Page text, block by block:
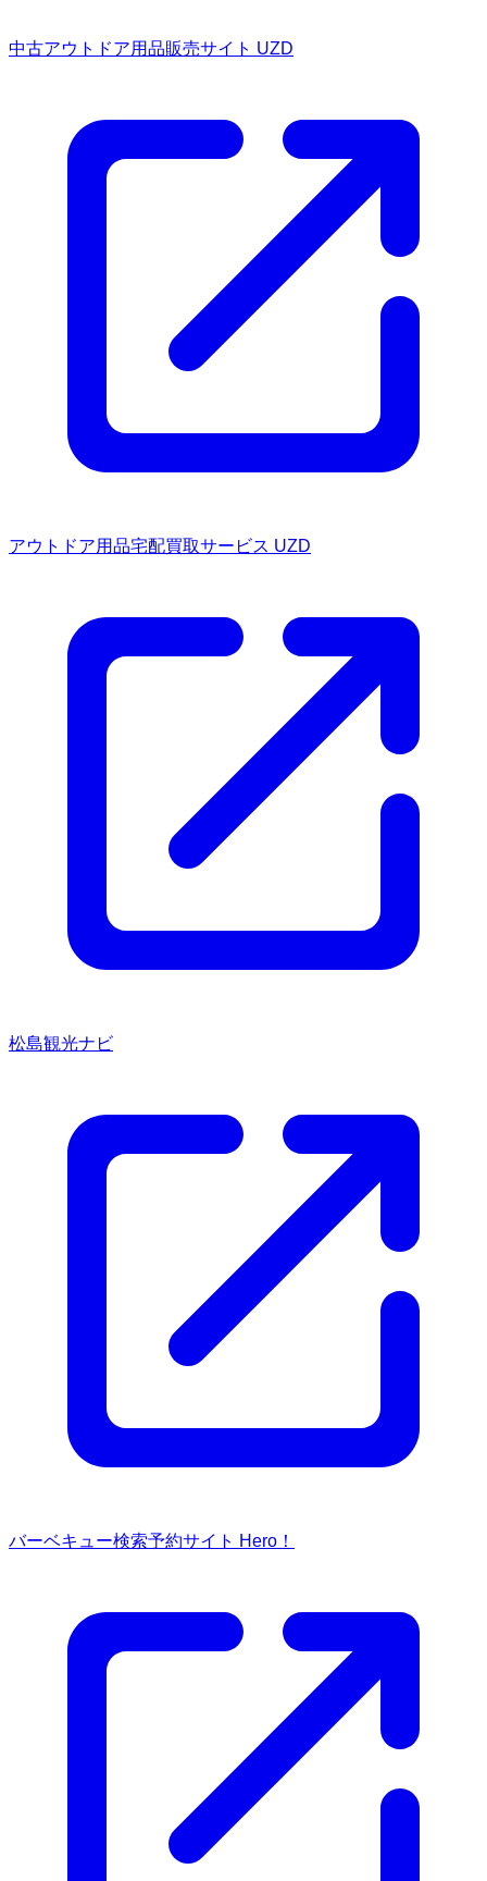
中古アウトドア用品販売サイト UZD
アウトドア用品宅配買取サービス UZD
松島観光ナビ
バーベキュー検索予約サイト Hero！